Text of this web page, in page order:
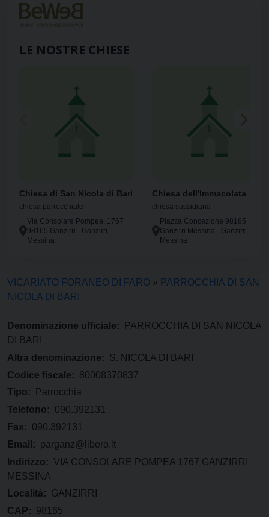
LE NOSTRE CHIESE
Chiesa di San Nicola di Bari
chiesa parrocchiale
Via Consolare Pompea, 1767
98165 Ganzirri - Ganzirri,
Messina
Chiesa dell'Immacolata
chiesa sussidiaria
Piazza Concezione 98165
Ganzirri Messina - Ganzirri,
Messina
VICARIATO FORANEO DI FARO » PARROCCHIA DI SAN
NICOLA DI BARI
Denominazione ufficiale:
PARROCCHIA DI SAN NICOLA
DI BARI
Altra denominazione: S. NICOLA DI BARI
Codice fiscale: 80008370837
Tipo:
Parrocchia
Telefono: 090.392131
Fax: 090.392131
Email: parganz@libero.it
Indirizzo: VIA CONSOLARE POMPEA 1767 GANZIRRI
MESSINA
Località: GANZIRRI
CAP: 98165